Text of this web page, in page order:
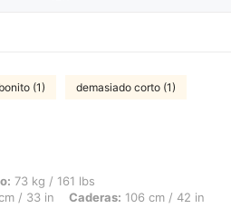
bonito (1) demasiado corto (1)
Forma del cuerpo: Rectángulo, Busto:
73 kg / 161 lbs
/ 33 in Caderas: 106 cm / 42 in